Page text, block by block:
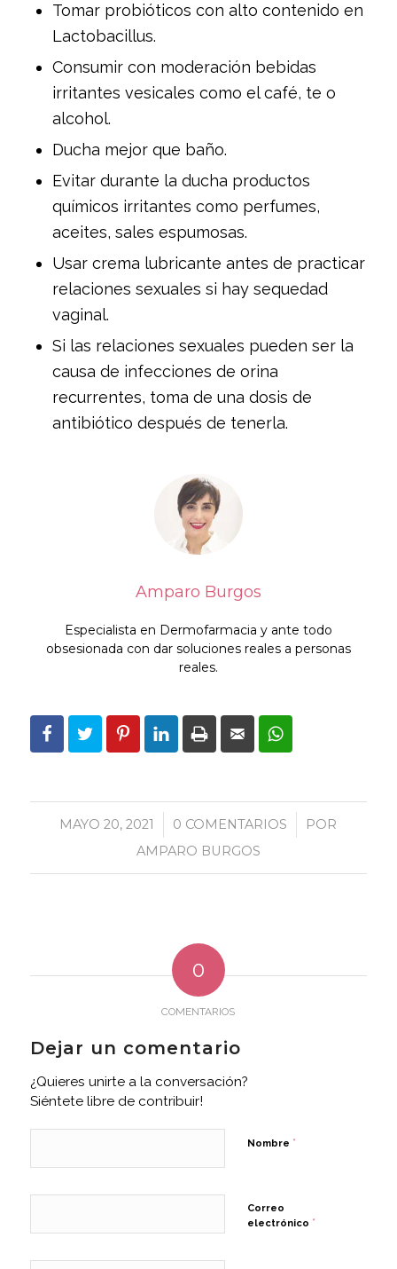
Tomar probióticos con alto contenido en
Lactobacillus.
Consumir con moderación bebidas
irritantes vesicales como el café, te o
alcohol.
Ducha mejor que baño.
Evitar durante la ducha productos
químicos irritantes como perfumes,
aceites, sales espumosas.
Usar crema lubricante antes de practicar
relaciones sexuales si hay sequedad
vaginal.
Si las relaciones sexuales pueden ser la
causa de infecciones de orina
recurrentes, toma de una dosis de
antibiótico después de tenerla.
Amparo Burgos
Especialista en Dermofarmacia y ante todo
obsesionada con dar soluciones reales a personas
reales.
MAYO 20, 2021
/ 0 COMENTARIOS
/
POR
AMPARO BURGOS
0
COMENTARIOS
Dejar un comentario
¿Quieres unirte a la conversación?
Siéntete libre de contribuir!
Nombre *
Correo
electrónico *